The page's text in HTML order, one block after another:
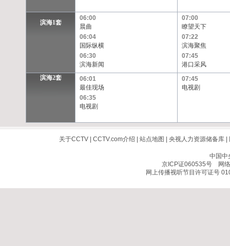
滨海1套
06:00
晨曲
06:04
国际纵横
06:30
滨海新闻
07:00
瞭望天下
07:22
滨海聚焦
07:45
港口采风
滨海2套
06:01
最佳现场
06:35
电视剧
07:45
电视剧
关于CCTV| CCTV.com介绍 站点地图 央视人力资源储备库|
中国中
京ICP证060535号网络
网上传播视听节目许可证号